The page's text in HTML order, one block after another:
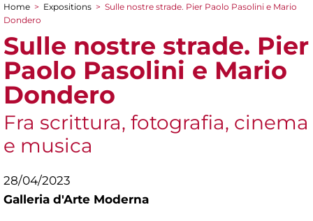
You are here
Home > Expositions > Sulle nostre strade. Pier Paolo Pasolini e Mario
Dondero
Sulle nostre strade. Pier
Paolo Pasolini e Mario
Dondero
Fra scrittura, fotografia, cinema
e musica
28/04/2023
Galleria d'Arte Moderna